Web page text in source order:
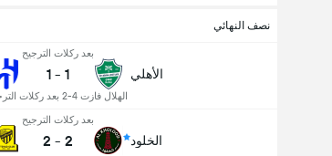
نصف النهائي
الأهلي
بعد ركلات الترجيح
1
-
1
الهلال فازت 4-2 بعد ركلات الترجيح
الخلود
بعد ركلات الترجيح
2
-
2